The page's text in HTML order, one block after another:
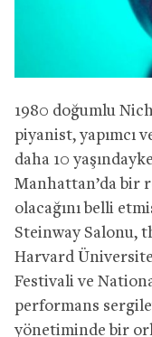
1980 doğumlu
piyanist, yapımcı
daha 10
Manhattan’da bir
olacağını belli
Steinway Salonu,
Harvard
Festivali ve
performans
yönetiminde bir